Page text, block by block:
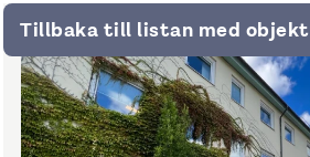
Tillbaka till listan med objekt